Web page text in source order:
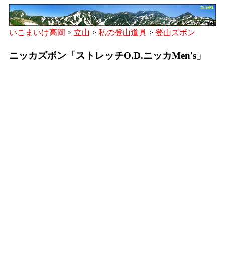
いこまいけ高岡 > 立山 > 私の登山道具 > 登山ズボン
ニッカズボン「ストレッチO.D.ニッカMen's」